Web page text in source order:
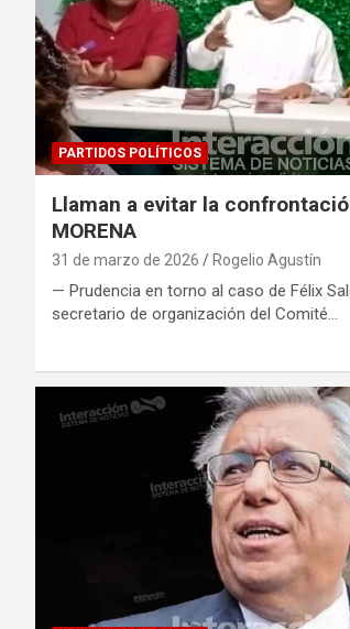
PARTIDOS POLÍTICOS
Llaman a evitar la
MORENA
31 de marzo de 2026 Rogelio Agustín
— Prudencia en torno al caso de Félix
secretario de organización del Comité…